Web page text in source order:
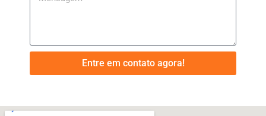
Entre em contato agora!